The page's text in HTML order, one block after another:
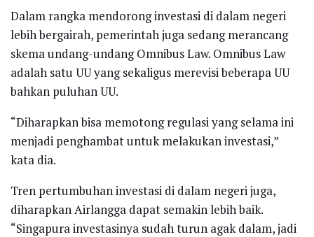
Dalam rangka mendorong investasi di dalam negeri
lebih bergairah, pemerintah juga sedang merancang
skema undang-undang Omnibus Law. Omnibus Law
adalah satu UU yang sekaligus merevisi beberapa UU
bahkan puluhan UU.
“Diharapkan bisa memotong regulasi yang selama ini
menjadi penghambat untuk melakukan investasi,”
kata dia.
Tren pertumbuhan investasi di dalam negeri juga,
diharapkan Airlangga dapat semakin lebih baik.
“Singapura investasinya sudah turun agak dalam, jadi